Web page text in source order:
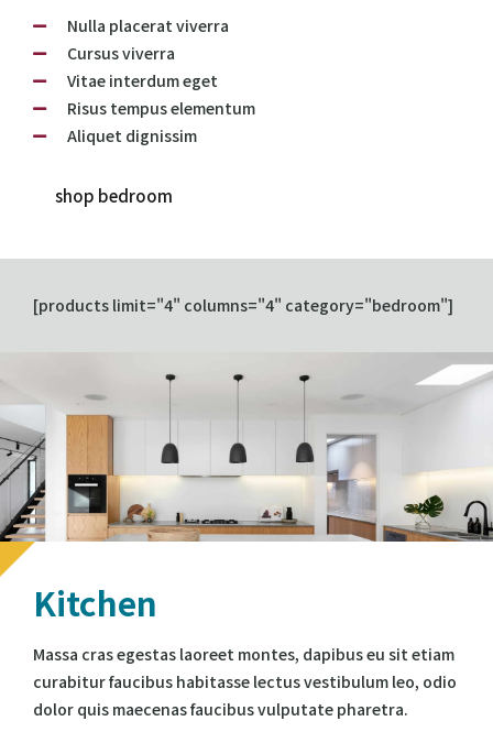
Nulla placerat viverra
Cursus viverra
Vitae interdum eget
Risus tempus elementum
Aliquet dignissim
shop bedroom
[products limit="4" columns="4" category="bedroom"]
Kitchen
Massa cras egestas laoreet montes, dapibus eu sit etiam
curabitur faucibus habitasse lectus vestibulum leo, odio
dolor quis maecenas faucibus vulputate pharetra.